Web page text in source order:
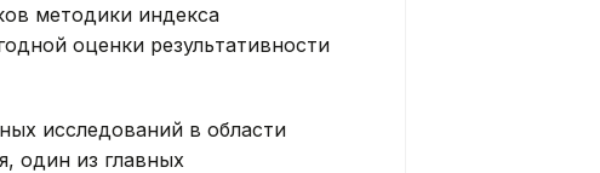
методики индекса
оценки результативности
исследований в области
один из главных